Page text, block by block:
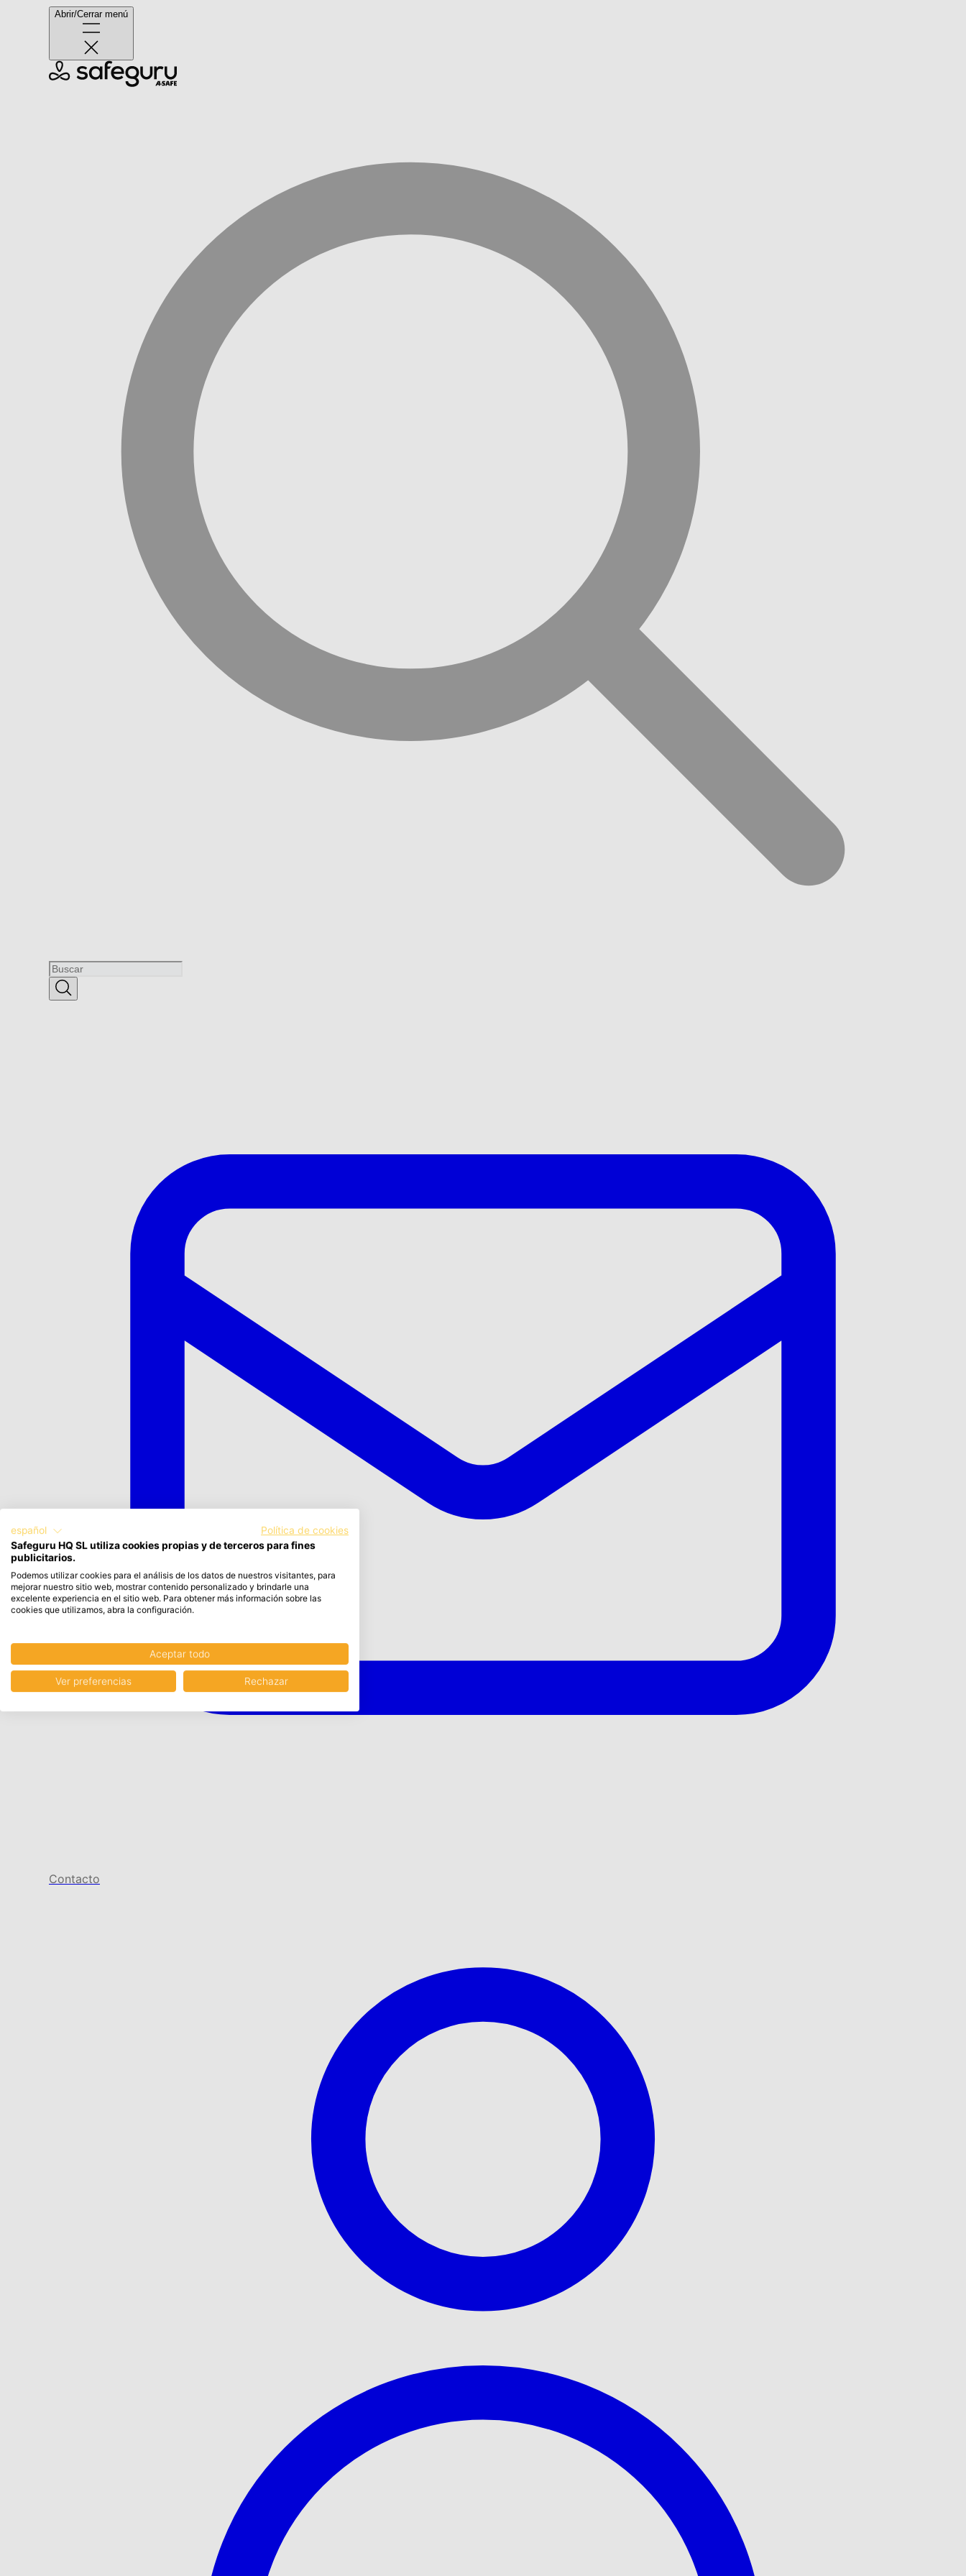
Abrir/Cerrar menú
Contacto
español
Política de cookies
Safeguru HQ SL utiliza cookies propias y de terceros para fines
publicitarios.
Podemos utilizar cookies para el análisis de los datos de nuestros visitantes, para
mejorar nuestro sitio web, mostrar contenido personalizado y brindarle una
excelente experiencia en el sitio web. Para obtener más información sobre las
cookies que utilizamos, abra la configuración.
Aceptar todo
Ver preferencias Rechazar